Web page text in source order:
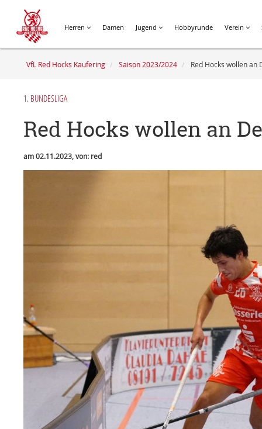
Herren Damen Jugend Hobbyrunde Verein
VfL Red Hocks Kaufering Saison 2023/2024 Red Hocks wollen an
1. BUNDESLIGA
Red Hocks wollen an
am 02.11.2023, von: red